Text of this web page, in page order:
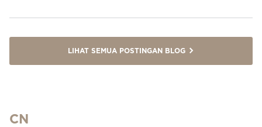
LIHAT SEMUA POSTINGAN BLOG
CN